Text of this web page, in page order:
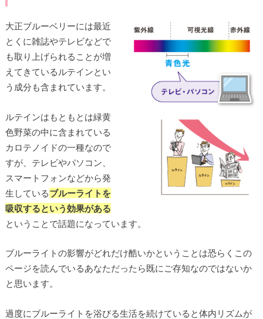
大正ブルーベリーには最近
とくに雑誌やテレビなどで
も取り上げられることが増
えてきているルテインとい
う成分も含まれています。
ルテインはもともとは緑黄
色野菜の中に含まれている
カロテノイドの一種なので
すが、テレビやパソコン、
スマートフォンなどから発
生しているブルーライトを
吸収するという効果がある
ということで話題になっています。
ブルーライトの影響がどれだけ酷いかということは恐らくこの
ページを読んでいるあなただったら既にご存知なのではないか
と思います。
過度にブルーライトを浴びる生活を続けていると体内リズムが